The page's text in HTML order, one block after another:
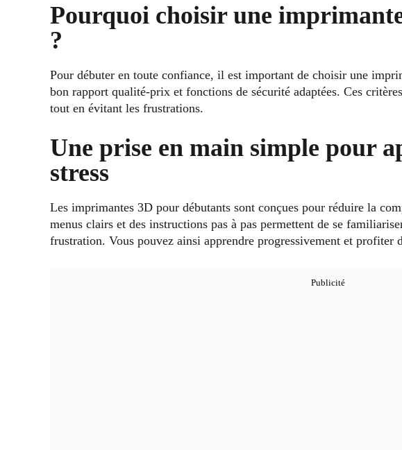
Pourquoi choisir une
?
Pour débuter en toute confiance, il est important de choisir une
bon rapport qualité-prix et fonctions de sécurité adaptées. Ces
tout en évitant les frustrations.
Une prise en main simple pour
stress
Les imprimantes 3D pour débutants sont conçues pour réduire la
menus clairs et des instructions pas à pas permettent de se
frustration. Vous pouvez ainsi apprendre progressivement et profiter